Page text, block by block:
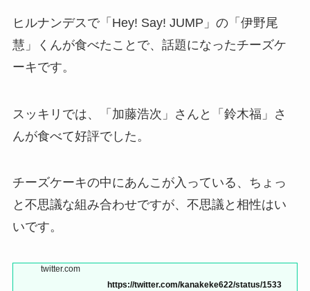
ヒルナンデスで「Hey! Say! JUMP」の「伊野尾
慧」くんが食べたことで、話題になったチーズケ
ーキです。
スッキリでは、「加藤浩次」さんと「鈴木福」さ
んが食べて好評でした。
チーズケーキの中にあんこが入っている、ちょっ
と不思議な組み合わせですが、不思議と相性はい
いです。
twitter.com
https://twitter.com/kanakeke622/status/1533